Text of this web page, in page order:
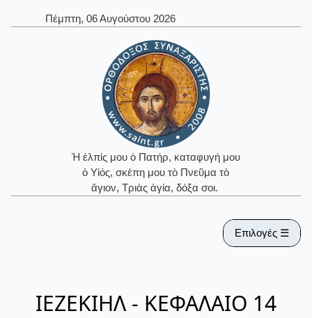
Πέμπτη, 06 Αυγούστου 2026
Ἡ ἐλπίς μου ὁ Πατήρ, καταφυγή μου
ὁ Υἱός, σκέπη μου τὸ Πνεῦμα τὸ
ἅγιον, Τριὰς ἁγία, δόξα σοι.
Επιλογές ☰
ΙΕΖΕΚΙΗΛ - ΚΕΦΑΛΑΙΟ 14